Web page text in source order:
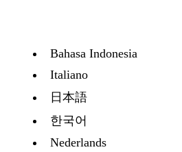
Bahasa Indonesia
Italiano
日本語
한국어
Nederlands